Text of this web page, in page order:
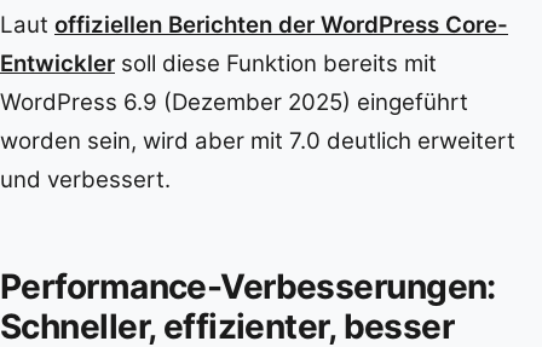
Laut offiziellen Berichten der WordPress Core-
Entwickler soll diese Funktion bereits mit
WordPress 6.9 (Dezember 2025) eingeführt
worden sein, wird aber mit 7.0 deutlich erweitert
und verbessert.
Performance-Verbesserungen:
Schneller, effizienter, besser